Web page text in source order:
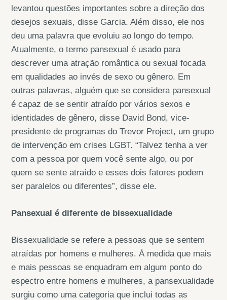
levantou questões importantes sobre a direção dos
desejos sexuais, disse Garcia. Além disso, ele nos
deu uma palavra que evoluiu ao longo do tempo.
Atualmente, o termo pansexual é usado para
descrever uma atração romântica ou sexual focada
em qualidades ao invés de sexo ou gênero. Em
outras palavras, alguém que se considera pansexual
é capaz de se sentir atraído por vários sexos e
identidades de gênero, disse David Bond, vice-
presidente de programas do Trevor Project, um grupo
de intervenção em crises LGBT. “Talvez tenha a ver
com a pessoa por quem você sente algo, ou por
quem se sente atraído e esses dois fatores podem
ser paralelos ou diferentes”, disse ele.
Pansexual é diferente de bissexualidade
Bissexualidade se refere a pessoas que se sentem
atraídas por homens e mulheres. À medida que mais
e mais pessoas se enquadram em algum ponto do
espectro entre homens e mulheres, a pansexualidade
surgiu como uma categoria que inclui todas as